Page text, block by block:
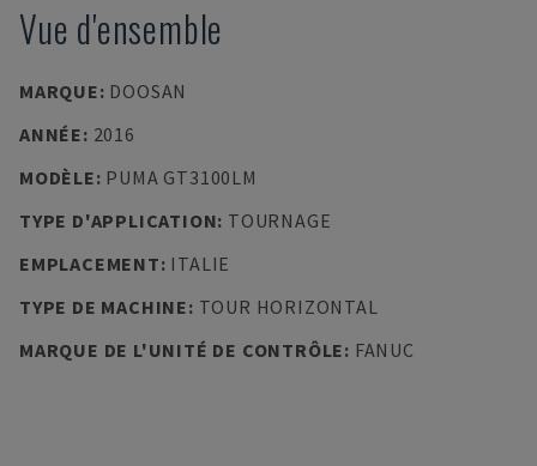
Vue d'ensemble
MARQUE: DOOSAN
ANNÉE: 2016
MODÈLE: PUMA GT3100LM
TYPE D'APPLICATION: TOURNAGE
EMPLACEMENT: ITALIE
TYPE DE MACHINE: TOUR HORIZONTAL
MARQUE DE L'UNITÉ DE CONTRÔLE: FANUC